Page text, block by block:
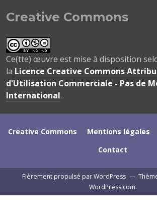
Creative Commons
Ce(tte) œuvre est mise à disposition
la Licence Creative Commons
d'Utilisation Commerciale - Pas de
International.
Creative Commons Mentions légales
Contact
Fièrement propulsé par WordPress —
WordPress.com.